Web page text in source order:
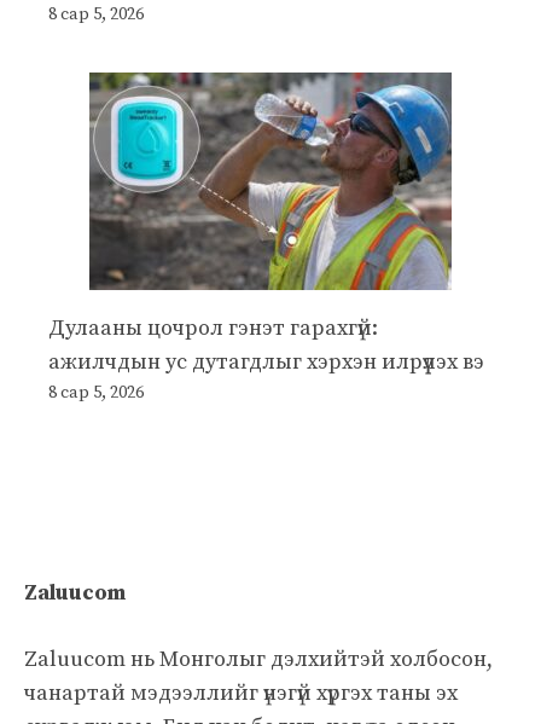
8 сар 5, 2026
Дулааны цочрол гэнэт гарахгүй:
ажилчдын ус дутагдлыг хэрхэн илрүүлэх вэ
8 сар 5, 2026
Zaluucom
Zaluucom нь Монголыг дэлхийтэй холбосон,
чанартай мэдээллийг үнэгүй хүргэх таны эх